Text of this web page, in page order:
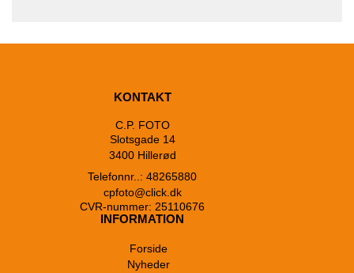
KONTAKT
C.P. FOTO
Slotsgade 14
3400 Hillerød
Telefonnr..: 48265880
cpfoto@click.dk
CVR-nummer: 25110676
INFORMATION
Forside
Nyheder